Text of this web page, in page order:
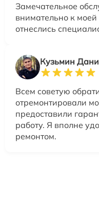
Замечательное
внимательно к
отнеслись
Кузьмин
Всем советую
отремонтировали
предоставили
работу. Я вполне
ремонтом.